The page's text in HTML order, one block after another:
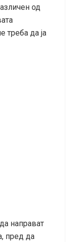
од
треба да ја
направат
пред да